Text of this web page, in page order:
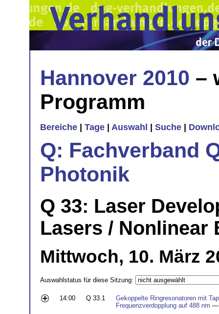
Hannover 2010 –
Programm
Bereiche Tage Auswahl Suche
Q: Fachverband
Photonik
Q 33: Laser
Lasers / Nonlinear
Mittwoch, 10. März
Auswahlstatus für diese Sitzung:
14:00 Q 33.1
Gekoppelte Ringresonatoren mit
Frequenzverdopplung auf 488 nm —